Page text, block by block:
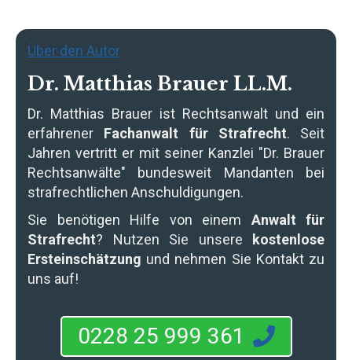
Über den Autor
Dr. Matthias Brauer LL.M.
Dr. Matthias Brauer ist Rechtsanwalt und ein
erfahrener Fachanwalt für Strafrecht. Seit
Jahren vertritt er mit seiner Kanzlei "Dr. Brauer
Rechtsanwälte" bundesweit Mandanten bei
strafrechtlichen Anschuldigungen.
Sie benötigen Hilfe von einem Anwalt für
Strafrecht? Nutzen Sie unsere kostenlose
Ersteinschätzung und nehmen Sie Kontakt zu
uns auf!
0228 25 999 361